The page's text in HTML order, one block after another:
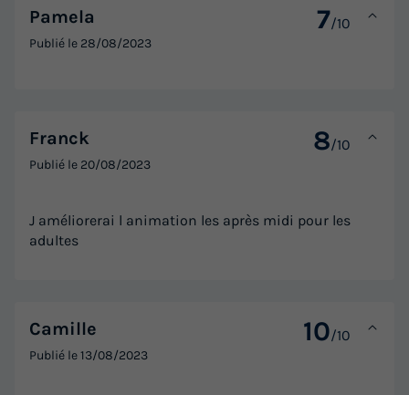
Pamela 7/10
Publié le 28/08/2023
Franck 8/10
Publié le 20/08/2023
J améliorerai l animation les après midi pour les
adultes
Camille 10/10
Publié le13/08/2023